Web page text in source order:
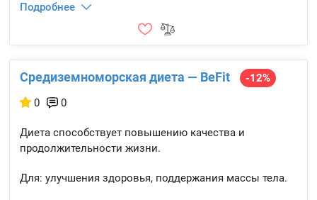
Подробнее
Средизем­номорская диета — BeFit
-12%
0
0
Диета способствует повышению качества и
продолжительности жизни.
Для: улучшения здоровья, поддержания массы тела.